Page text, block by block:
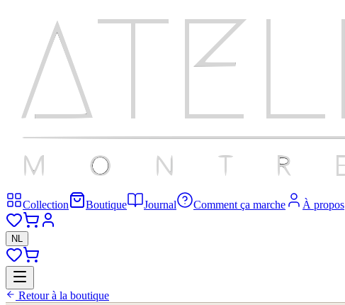
Collection Boutique Journal Comment ça marche À propos
NL
Retour à la boutique